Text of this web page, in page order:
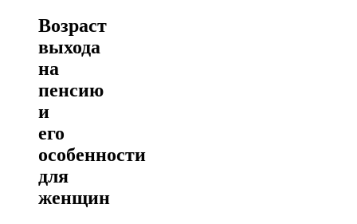
Возраст
выхода
на
пенсию
и
его
особенности
для
женщин